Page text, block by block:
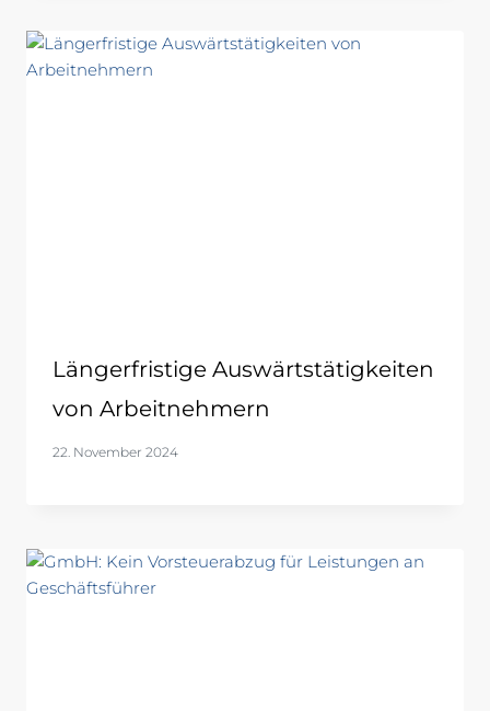
Längerfristige Auswärtstätigkeiten
von Arbeitnehmern
22. November 2024